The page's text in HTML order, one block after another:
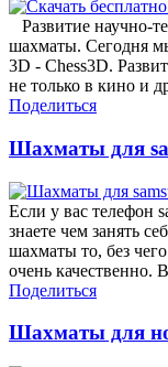
Развитие научно-
шахматы. Сегодня
3D - Chess3D.
не только в кино и
Поделиться
Шахматы для
Если у вас телефон
знаете чем занять
шахматы то, без
очень качественно.
Поделиться
Шахматы для